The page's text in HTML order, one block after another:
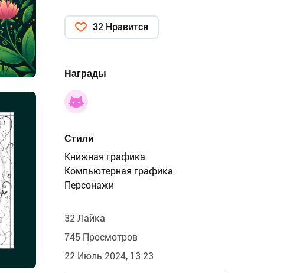
32 Нравится
Награды
Стили
Книжная графика
Компьютерная графика
Персонажи
32 Лайка
745 Просмотров
22 Июль 2024, 13:23